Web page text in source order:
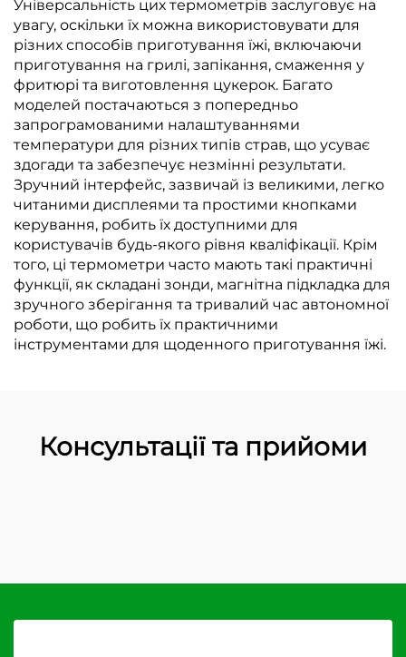
Універсальність цих термометрів заслуговує на
увагу, оскільки їх можна використовувати для
різних способів приготування їжі, включаючи
приготування на грилі, запікання, смаження у
фритюрі та виготовлення цукерок. Багато
моделей постачаються з попередньо
запрограмованими налаштуваннями
температури для різних типів страв, що усуває
здогади та забезпечує незмінні результати.
Зручний інтерфейс, зазвичай із великими, легко
читаними дисплеями та простими кнопками
керування, робить їх доступними для
користувачів будь-якого рівня кваліфікації. Крім
того, ці термометри часто мають такі практичні
функції, як складані зонди, магнітна підкладка для
зручного зберігання та тривалий час автономної
роботи, що робить їх практичними
інструментами для щоденного приготування їжі.
Консультації та прийоми